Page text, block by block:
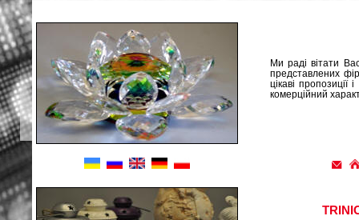
Ми раді вітати
представлених
цікаві
комерційний